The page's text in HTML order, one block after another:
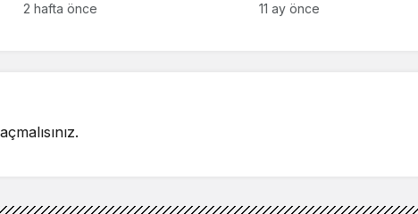
2 hafta önce 11 ay önce
.